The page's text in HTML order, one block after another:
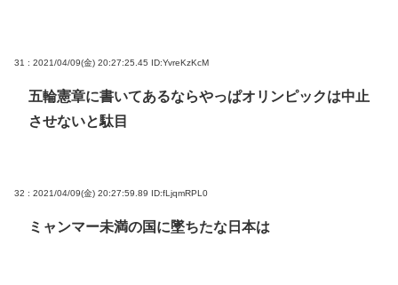
31 : 2021/04/09(金) 20:27:25.45 ID:YvreKzKcM
五輪憲章に書いてあるならやっぱオリンピックは中止
させないと駄目
32 : 2021/04/09(金) 20:27:59.89 ID:fLjqmRPL0
ミャンマー未満の国に墜ちたな日本は